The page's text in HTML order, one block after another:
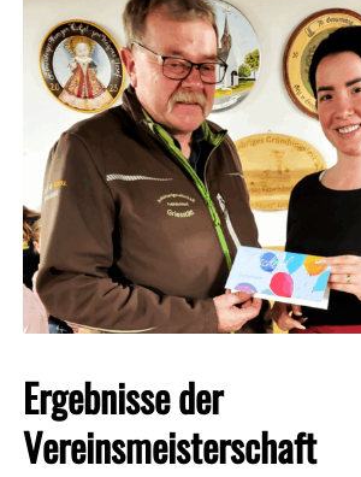
Ergebnisse der
Vereinsmeisterschaft